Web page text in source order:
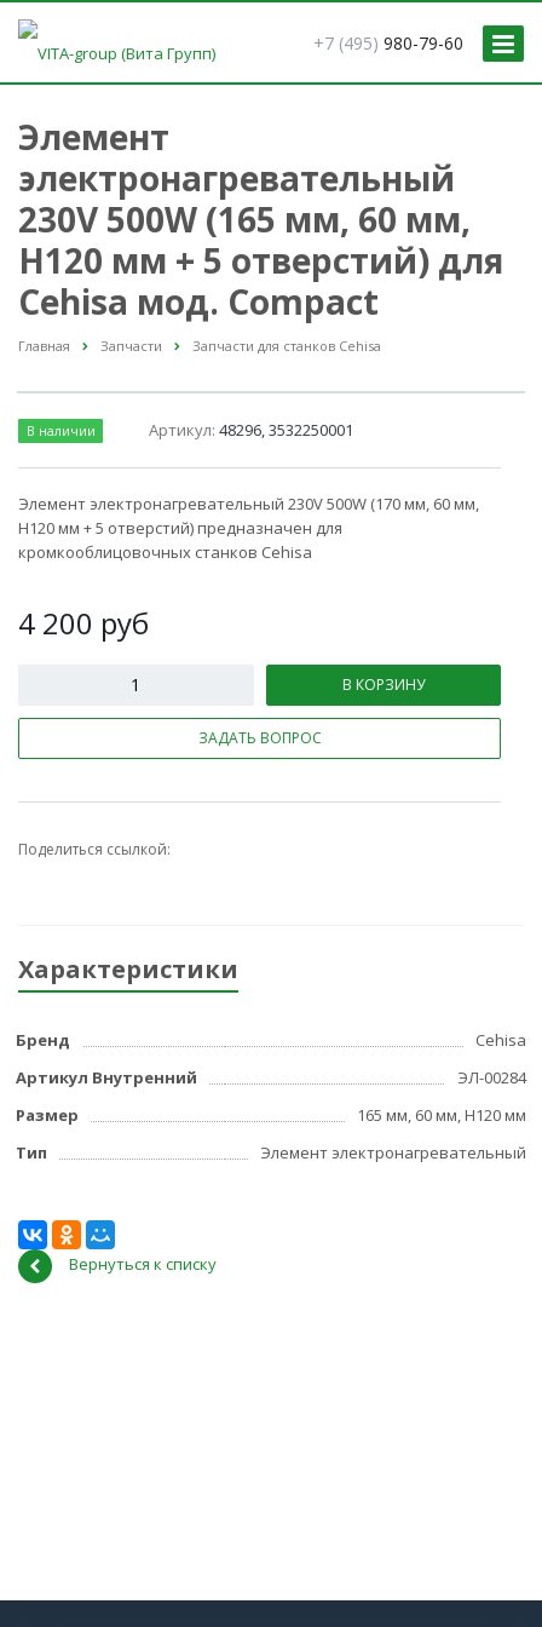
+7 (495) 980-79-60
Элемент
электронагревательный
230V 500W (165 мм, 60 мм,
Н120 мм + 5 отверстий) для
Cehisa мод. Compact
Главная Запчасти Запчасти для станков Cehisa
В наличии Артикул:48296, 3532250001
Элемент электронагревательный 230V 500W (170 мм, 60 мм,
Н120 мм + 5 отверстий) предназначен для
кромкооблицовочных станков Cehisa
4 200 руб
В КОРЗИНУ
ЗАДАТЬ ВОПРОС
Поделиться ссылкой:
Характеристики
Бренд
Cehisa
Артикул Внутренний
ЭЛ-00284
Размер
165 мм, 60 мм, Н120 мм
Тип
Элемент электронагревательный
Вернуться к списку